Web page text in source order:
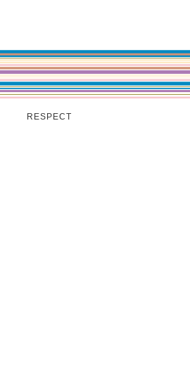
RESPECT